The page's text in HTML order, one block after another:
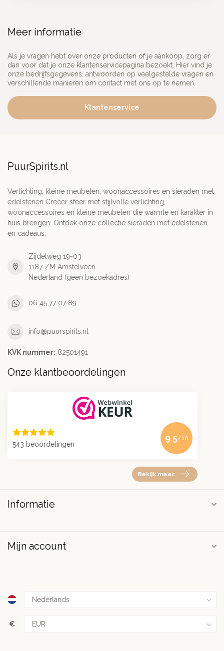
Meer informatie
Als je vragen hebt over onze producten of je aankoop, zorg er
dan voor dat je onze klantenservicepagina bezoekt. Hier vind je
onze bedrijfsgegevens, antwoorden op veelgestelde vragen en
verschillende manieren om contact met ons op te nemen.
Klantenservice
PuurSpirits.nl
Verlichting, kleine meubelen, woonaccessoires en sieraden met
edelstenen Creëer sfeer met stijlvolle verlichting,
woonaccessoires en kleine meubelen die warmte en karakter in
huis brengen. Ontdek onze collectie sieraden met edelstenen
en cadeaus.
Zijdelweg 19-03
1187 ZM Amstelveen
Nederland (geen bezoekadres)
06 45 77 07 89
info@puurspirits.nl
KVK nummer: 82501491
Onze klantbeoordelingen
543 beoordelingen
9.5/10
Bekijk meer
Informatie
Mijn account
€